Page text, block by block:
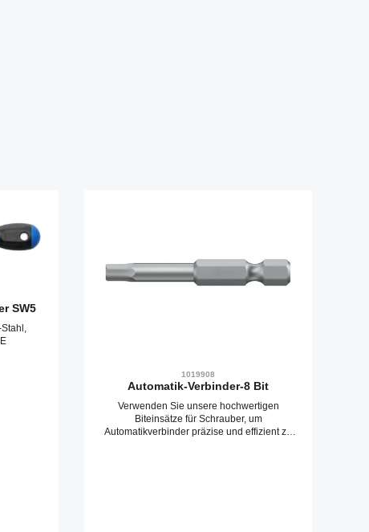
SW5
1019908
Automatik-Verbinder-8 Bit
Verwenden Sie unsere hochwertigen
Biteinsätze für Schrauber, um
Automatikverbinder präzise und effizient zu